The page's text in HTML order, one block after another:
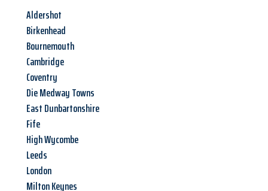
Aldershot
Birkenhead
Bournemouth
Cambridge
Coventry
Die Medway Towns
East Dunbartonshire
Fife
High Wycombe
Leeds
London
Milton Keynes